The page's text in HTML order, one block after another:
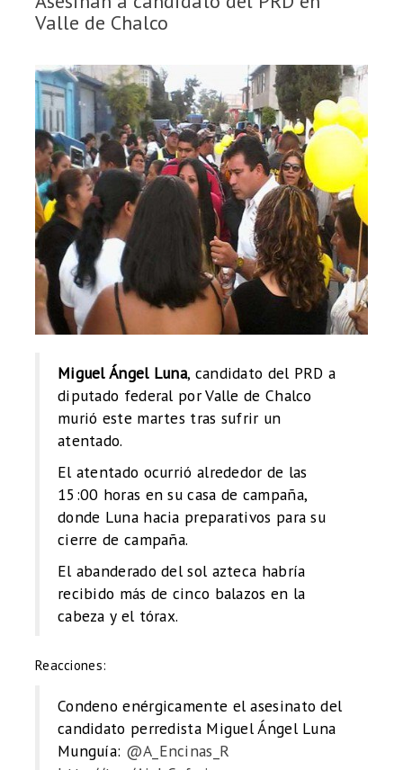
Valle de Chalco
Miguel Ángel Luna, candidato del PRD a
diputado federal por Valle de Chalco
murió este martes tras sufrir un
atentado.
El atentado ocurrió alrededor de las
15:00 horas en su casa de campaña,
donde Luna hacia preparativos para su
cierre de campaña.
El abanderado del sol azteca habría
recibido más de cinco balazos en la
cabeza y el tórax.
Reacciones:
Condeno enérgicamente el asesinato del
candidato perredista Miguel Ángel Luna
Munguía: @A_Encinas_R